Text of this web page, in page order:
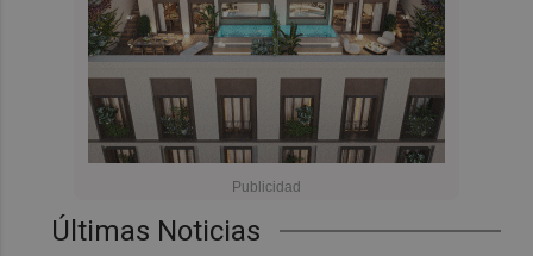
Últimas Noticias